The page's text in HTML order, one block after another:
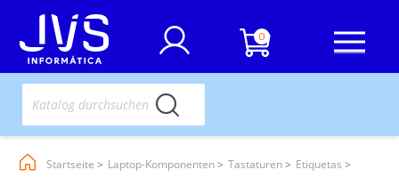
0
Startseite Laptop-Komponenten Tastaturen
Etiquetas